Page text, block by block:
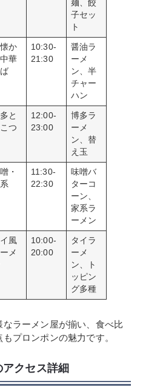
麺、餃
子セッ
ト
か
華
10:30-
21:30
醤油ラ
ーメ
ン、半
チャー
ハン
と
つ
12:00-
23:00
博多ラ
ーメ
ン、替
え玉
・
11:30-
22:30
味噌バ
ターコ
ーン、
家系ラ
ーメン
風
メ
10:00-
20:00
タイラ
ーメ
ン、ト
ッピン
グ多種
ラーメン屋が揃い、食べ比
プロンポンの魅力です。
クセス詳細